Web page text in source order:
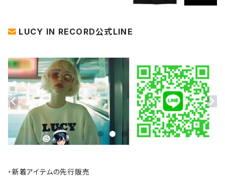
LUCY IN RECORD公式LINE
・新着アイテムの先行販売